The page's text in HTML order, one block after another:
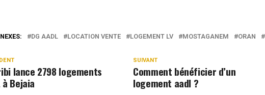
DG AADL LOCATION VENTE LOGEMENT LV MOSTAGANEM ORAN
SUIVANT
Comment bénéficier d’un
logement aadl ?
lance 2798 logements
à Bejaia